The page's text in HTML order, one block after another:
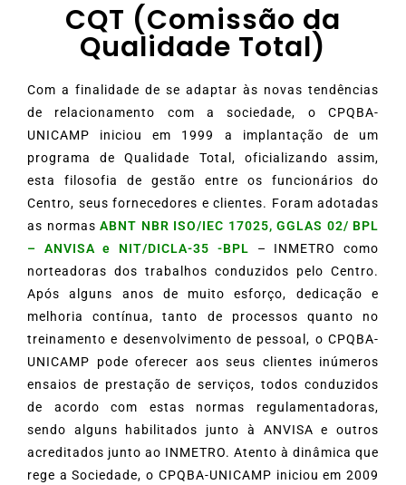
CQT (Comissão da
Qualidade Total)
Com a finalidade de se adaptar às novas tendências
de relacionamento com a sociedade, o CPQBA-
UNICAMP iniciou em 1999 a implantação de um
programa de Qualidade Total, oficializando assim,
esta filosofia de gestão entre os funcionários do
Centro, seus fornecedores e clientes. Foram adotadas
as normas ABNT NBR ISO/IEC 17025, GGLAS 02/ BPL
– ANVISA e NIT/DICLA-35 -BPL – INMETRO como
norteadoras dos trabalhos conduzidos pelo Centro.
Após alguns anos de muito esforço, dedicação e
melhoria contínua, tanto de processos quanto no
treinamento e desenvolvimento de pessoal, o CPQBA-
UNICAMP pode oferecer aos seus clientes inúmeros
ensaios de prestação de serviços, todos conduzidos
de acordo com estas normas regulamentadoras,
sendo alguns habilitados junto à ANVISA e outros
acreditados junto ao INMETRO. Atento à dinâmica que
rege a Sociedade, o CPQBA-UNICAMP iniciou em 2009